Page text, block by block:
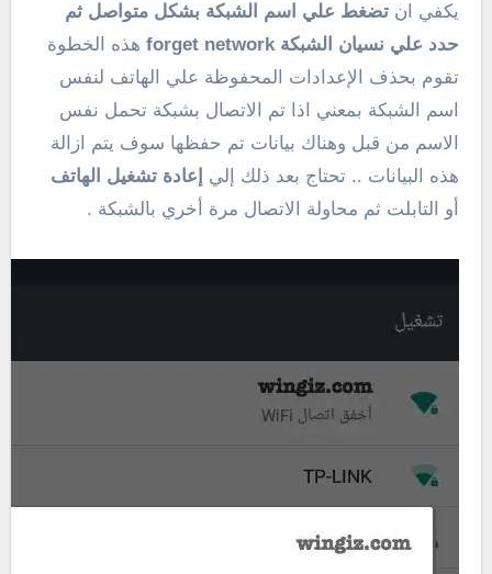
يكفي ان تضغط علي اسم الشبكة بشكل متواصل ثم
حدد علي نسيان الشبكة forget network
هذه الخطوة
تقوم بحذف الإعدادات المحفوظة علي الهاتف لنفس
اسم الشبكة بمعني اذا تم الاتصال بشبكة تحمل نفس
الاسم من قبل وهناك بيانات تم حفظها سوف يتم ازالة
هذه البيانات .. تحتاج بعد ذلك إلي إعادة تشغيل الهاتف
أو التابلت ثم محاولة الاتصال مرة أخري بالشبكة .